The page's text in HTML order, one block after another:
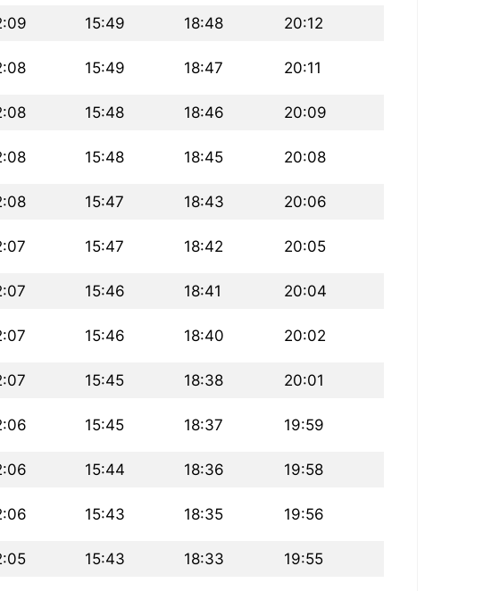
15:49 18:48 20:12
15:49 18:47 20:11
15:48 18:46 20:09
15:48 18:45 20:08
15:47 18:43 20:06
15:47 18:42 20:05
15:46 18:41 20:04
15:46 18:40 20:02
15:45 18:38 20:01
15:45 18:37 19:59
15:44 18:36 19:58
15:43 18:35 19:56
15:43 18:33 19:55